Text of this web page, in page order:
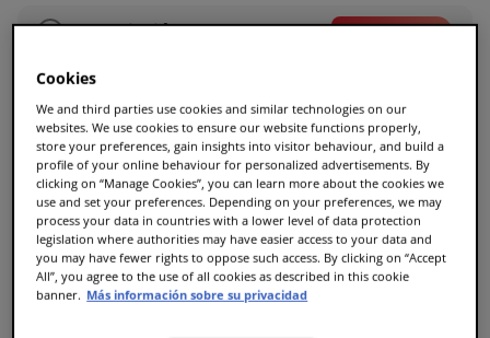
Suscripción
Entrega automática (30 € o más)
Puedes combinar bebidas
Cambia o cancela cuando quieras
Elige la frecuencia al final en la cesta
Cookies
We and third parties use cookies and similar technologies on our
websites. We use cookies to ensure our website functions properly,
store your preferences, gain insights into visitor behaviour, and build a
profile of your online behaviour for personalized advertisements. By
clicking on “Manage Cookies”, you can learn more about the cookies we
use and set your preferences. Depending on your preferences, we may
process your data in countries with a lower level of data protection
legislation where authorities may have easier access to your data and
you may have fewer rights to oppose such access. By clicking on “Accept
All”, you agree to the use of all cookies as described in this cookie
banner. Más información sobre su privacidad